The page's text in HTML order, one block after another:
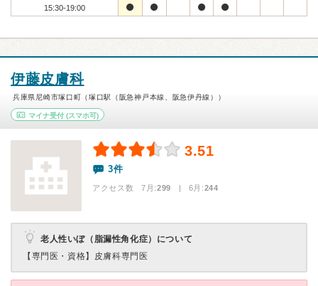
15:30-19:00
伊藤皮膚科
兵庫県尼崎市塚口町（塚口駅（阪急神戸本線、阪急伊丹線））
マイナ受付 (スマホ可)
3.51
3件
アクセス数 7月:299 | 6月:244
老人性いぼ（脂漏性角化症）について
【専門医・資格】 皮膚科専門医